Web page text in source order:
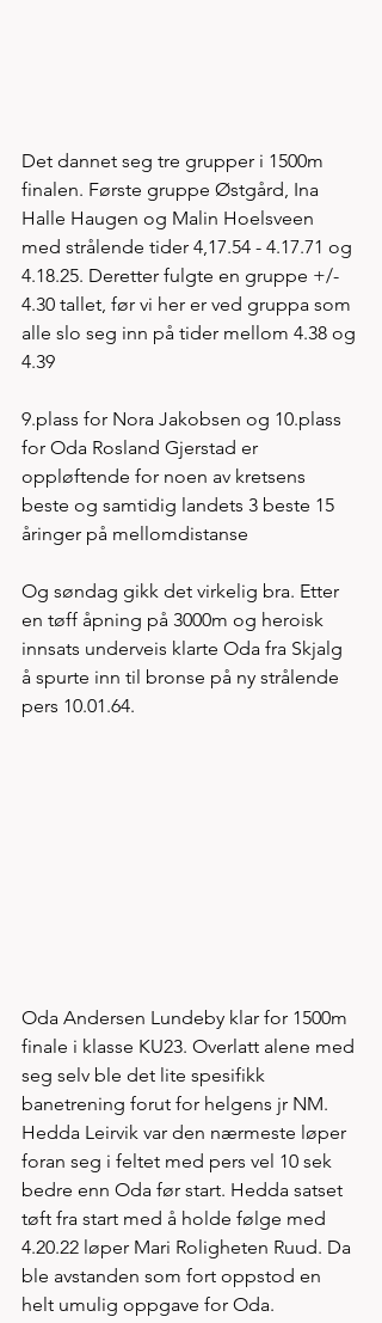
Det dannet seg tre grupper i 1500m
finalen. Første gruppe Østgård, Ina
Halle Haugen og Malin Hoelsveen
med strålende tider 4,17.54 - 4.17.71 og
4.18.25. Deretter fulgte en gruppe +/-
4.30 tallet, før vi her er ved gruppa som
alle slo seg inn på tider mellom 4.38 og
4.39
9.plass for Nora Jakobsen og 10.plass
for Oda Rosland Gjerstad er
oppløftende for noen av kretsens
beste og samtidig landets 3 beste 15
åringer på mellomdistanse
Og søndag gikk det virkelig bra. Etter
en tøff åpning på 3000m og heroisk
innsats underveis klarte Oda fra Skjalg
å spurte inn til bronse på ny strålende
pers 10.01.64.
Oda Andersen Lundeby klar for 1500m
finale i klasse KU23. Overlatt alene med
seg selv ble det lite spesifikk
banetrening forut for helgens jr NM.
Hedda Leirvik var den nærmeste løper
foran seg i feltet med pers vel 10 sek
bedre enn Oda før start. Hedda satset
tøft fra start med å holde følge med
4.20.22 løper Mari Roligheten Ruud. Da
ble avstanden som fort oppstod en
helt umulig oppgave for Oda.